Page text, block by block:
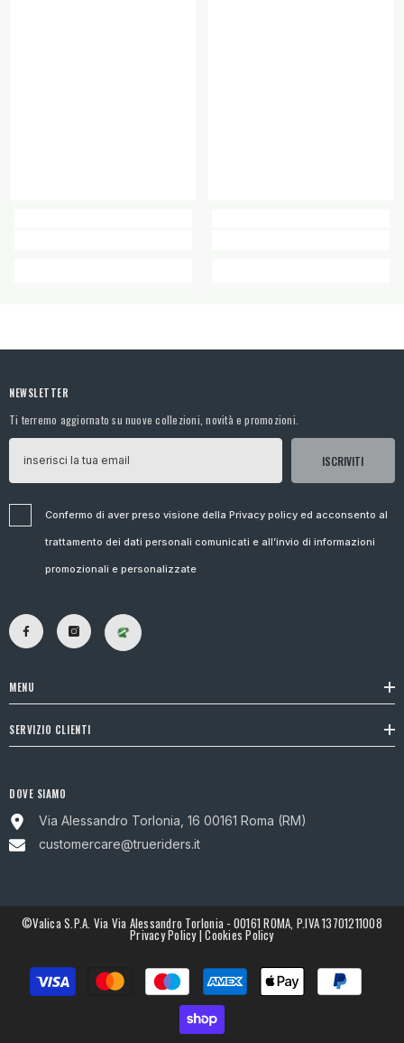
NEWSLETTER
Ti terremo aggiornato su nuove collezioni, novità e promozioni.
ISCRIVITI
Confermo di aver preso visione della Privacy policy ed acconsento al
trattamento dei dati personali comunicati e all’invio di informazioni
promozionali e personalizzate
MENU
SERVIZIO CLIENTI
DOVE SIAMO
Via Alessandro Torlonia, 16 00161 Roma (RM)
customercare@trueriders.it
©Valica S.p.A. Via Via Alessandro Torlonia - 00161 ROMA, P.IVA 13701211008
Privacy Policy|Cookies Policy
Metodi
di
pagamento